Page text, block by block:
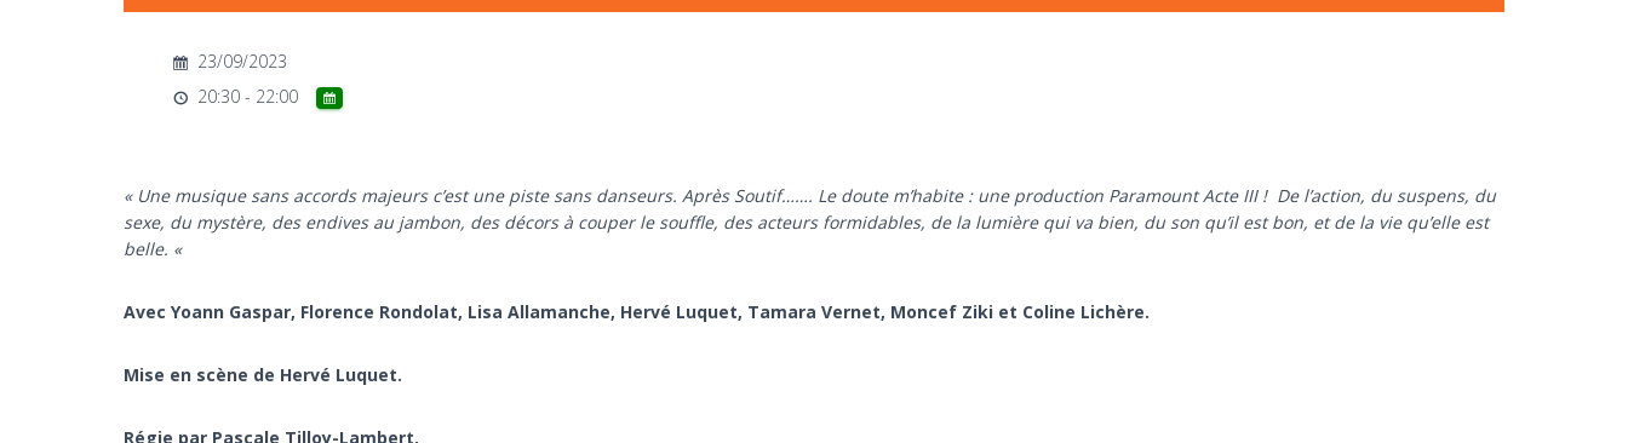
23/09/2023
20:30 - 22:00
« Une musique sans accords majeurs c’est une piste sans danseurs. Après Soutif……. Le doute m’habite : une production Paramount Acte III ! De l’action, du suspens, du
sexe, du mystère, des endives au jambon, des décors à couper le souffle, des acteurs formidables, de la lumière qui va bien, du son qu’il est bon, et de la vie qu’elle est
belle. «
Avec Yoann Gaspar, Florence Rondolat, Lisa Allamanche, Hervé Luquet, Tamara Vernet, Moncef Ziki et Coline Lichère.
Mise en scène de Hervé Luquet.
Régie par Pascale Tilloy-Lambert.